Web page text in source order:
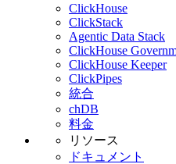
ClickHouse
ClickStack
Agentic Data Stack
ClickHouse
ClickHouse Keeper
ClickPipes
統合
chDB
料金
リソース
ドキュメント